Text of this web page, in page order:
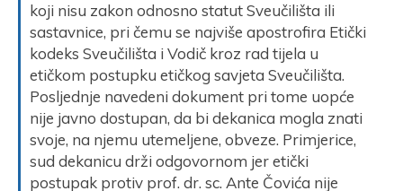
koji nisu zakon odnosno statut Sveučilišta ili
sastavnice, pri čemu se najviše apostrofira Etički
kodeks Sveučilišta i Vodič kroz rad tijela u
etičkom postupku etičkog savjeta Sveučilišta.
Posljednje navedeni dokument pri tome uopće
nije javno dostupan, da bi dekanica mogla znati
svoje, na njemu utemeljene, obveze. Primjerice,
sud dekanicu drži odgovornom jer etički
postupak protiv prof. dr. sc. Ante Čovića nije